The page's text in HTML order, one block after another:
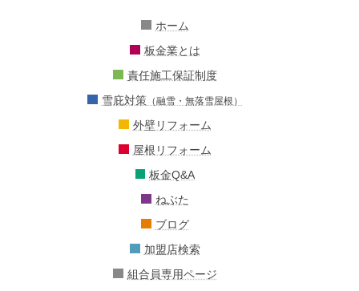
ホーム
板金業とは
責任施工保証制度
雪庇対策（融雪・無落雪屋根）
外壁リフォーム
屋根リフォーム
板金Q&A
ねぶた
ブログ
加盟店検索
組合員専用ページ